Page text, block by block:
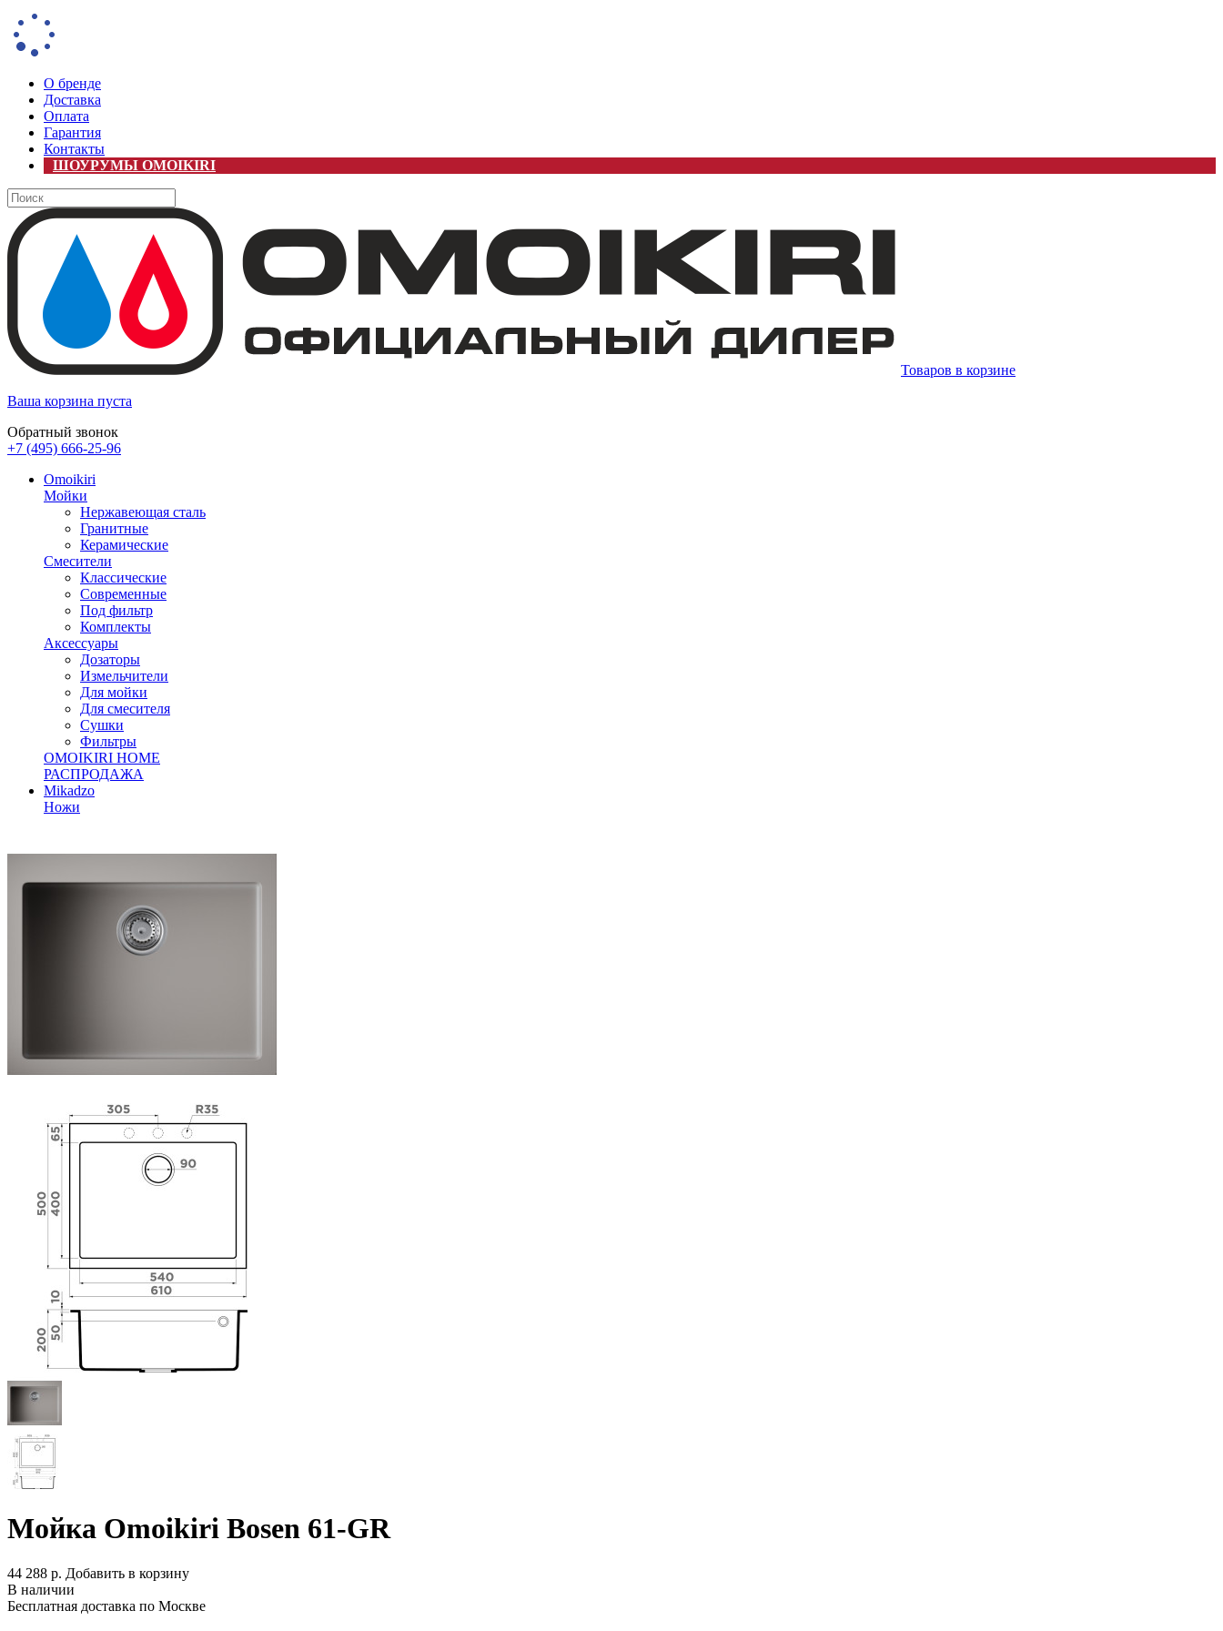
О бренде
Доставка
Оплата
Гарантия
Контакты
ШОУРУМЫ OMOIKIRI
Товаров в корзине
Ваша корзина пуста
Обратный звонок
+7 (495) 666-25-96
Omoikiri
Мойки
Нержавеющая сталь
Гранитные
Керамические
Смесители
Классические
Современные
Под фильтр
Комплекты
Аксессуары
Дозаторы
Измельчители
Для мойки
Для смесителя
Сушки
Фильтры
OMOIKIRI HOME
РАСПРОДАЖА
Mikadzo
Ножи
Мойка Omoikiri Bosen 61-GR
44 288 р. Добавить в корзину
В наличии
Бесплатная доставка по Москве